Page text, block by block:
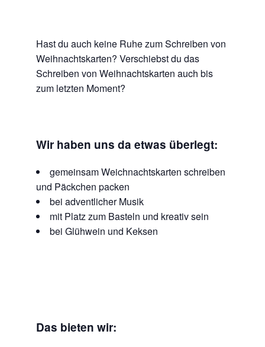
Hast du auch keine Ruhe zum Schreiben von
Weihnachtskarten? Verschiebst du das
Schreiben von Weihnachtskarten auch bis
zum letzten Moment?
Wir haben uns da etwas überlegt:
gemeinsam Weichnachtskarten schreiben
und Päckchen packen
bei adventlicher Musik
mit Platz zum Basteln und kreativ sein
bei Glühwein und Keksen
Das bieten wir: